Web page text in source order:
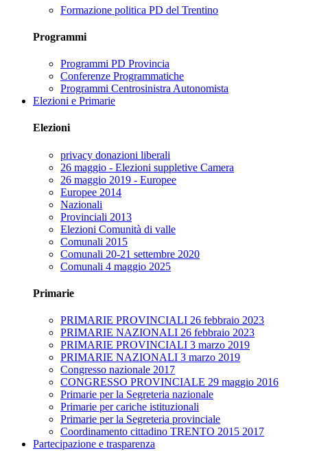
Formazione politica PD del Trentino
Programmi
Programmi PD Provincia
Conferenze Programmatiche
Programmi Centrosinistra Autonomista
Elezioni e Primarie
Elezioni
privacy donazioni liberali
26 maggio - Elezioni suppletive Camera
26 maggio 2019 - Europee
Europee 2014
Nazionali
Provinciali 2013
Elezioni Comunità di valle
Comunali 2015
Comunali 20-21 settembre 2020
Comunali 4 maggio 2025
Primarie
PRIMARIE PROVINCIALI 26 febbraio 2023
PRIMARIE NAZIONALI 26 febbraio 2023
PRIMARIE PROVINCIALI 3 marzo 2019
PRIMARIE NAZIONALI 3 marzo 2019
Congresso nazionale 2017
CONGRESSO PROVINCIALE 29 maggio 2016
Primarie per la Segreteria nazionale
Primarie per cariche istituzionali
Primarie per la Segreteria provinciale
Coordinamento cittadino TRENTO 2015 2017
Partecipazione e trasparenza